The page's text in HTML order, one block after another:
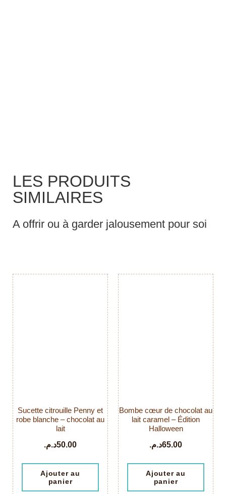
LES PRODUITS
SIMILAIRES
A offrir ou à garder jalousement pour soi
Sucette citrouille Penny et
robe blanche – chocolat au
lait
50.00د.م.
Ajouter au
panier
Bombe cœur de chocolat au
lait caramel – Édition
Halloween
65.00د.م.
Ajouter au
panier